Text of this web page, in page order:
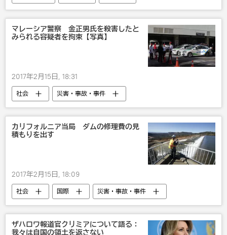
クリミア
マレーシア警察 金正男氏を殺害したと
みられる容疑者を拘束【写真】
2017年2月15日, 18:31
社会
災害・事故・事件
北朝鮮最高指導者の兄、金正男氏マレーシアで殺害される
北朝鮮
マレーシア
カリフォルニア当局 ダムの修理費の見
積もりを出す
2017年2月15日, 18:09
社会 国際
災害・事故・事件
米国
ザハロワ報道官クリミアについて語る：
我々は自国の領土を返さない